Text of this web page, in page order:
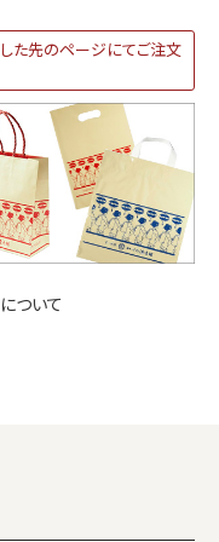
た先のページにてご注文
ついて